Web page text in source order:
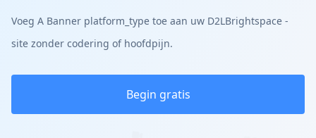
Voeg A Banner platform_type toe aan uw D2LBrightspace -
site zonder codering of hoofdpijn.
Begin gratis